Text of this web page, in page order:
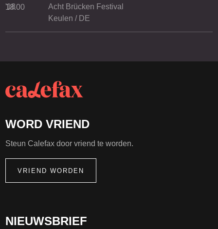
'18
18.00
Acht Brücken Festival
Keulen / DE
NIEUWSBRIEF
WORD VRIEND
Steun Calefax door vriend te worden.
VRIEND WORDEN